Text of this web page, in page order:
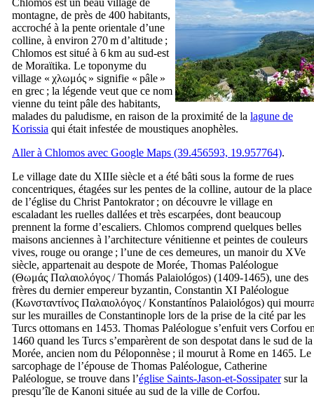
montagne, de près de 400 habitants,
accroché à la pente orientale d’une
colline, à environ 270 m d’altitude ;
Chlomos est situé à 6 km au sud-est
de Moraïtika. Le toponyme du
village « χλωμός » signifie « pâle »
en grec ; la légende veut que ce nom
vienne du teint pâle des habitants,
malades du paludisme, en raison de la proximité de la lagune de
Korissia qui était infestée de moustiques anophèles.
Aller à Chlomos avec Google Maps (39.456593, 19.957764).
Le village date du XIIIe siècle et a été bâti sous la forme de rues
concentriques, étagées sur les pentes de la colline, autour de la place
de l’église du Christ Pantokrator ; on découvre le village en
escaladant les ruelles dallées et très escarpées, dont beaucoup
prennent la forme d’escaliers. Chlomos comprend quelques belles
maisons anciennes à l’architecture vénitienne et peintes de couleurs
vives, rouge ou orange ; l’une de ces demeures, un manoir du XVe
siècle, appartenait au despote de Morée, Thomas Paléologue
(Θωμάς Παλαιολόγος/Thomás Palaiológos) (1409-1465), une des
frères du dernier empereur byzantin, Constantin XI Paléologue
(Κωνσταντίνος Παλαιολόγος/Konstantínos Palaiológos) qui
sur les murailles de Constantinople lors de la prise de la cité par les
Turcs ottomans en 1453. Thomas Paléologue s’enfuit vers Corfou
1460 quand les Turcs s’emparèrent de son despotat dans le sud de la
Morée, ancien nom du Péloponnèse ; il mourut à Rome en 1465. Le
sarcophage de l’épouse de Thomas Paléologue, Catherine
Paléologue, se trouve dans l’église Saints-Jason-et-Sossipatersur la
presqu’île de Kanoni située au sud de la ville de Corfou.